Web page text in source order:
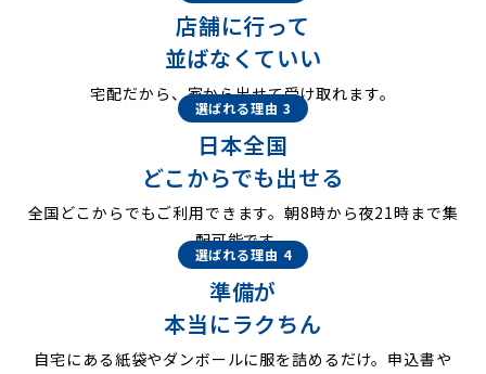
店舗に行って
並ばなくていい
宅配だから、家から出せて受け取れます。
選ばれる理由 3
日本全国
どこからでも出せる
全国どこからでもご利用できます。朝8時から夜21時まで集
配可能です。
選ばれる理由 4
準備が
本当にラクちん
自宅にある紙袋やダンボールに服を詰めるだけ。申込書や